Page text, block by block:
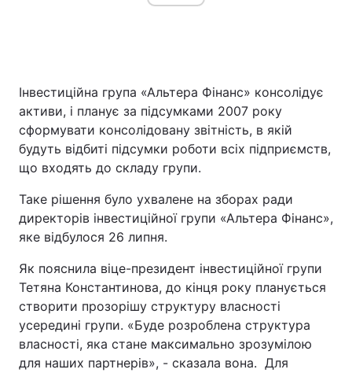
Інвестиційна група «Альтера Фінанс» консолідує
активи, і планує за підсумками 2007 року
сформувати консолідовану звітність, в якій
будуть відбиті підсумки роботи всіх підприємств,
що входять до складу групи.
Таке рішення було ухвалене на зборах ради
директорів інвестиційної групи «Альтера Фінанс»,
яке відбулося 26 липня.
Як пояснила віце-президент інвестиційної групи
Тетяна Константинова, до кінця року планується
створити прозорішу структуру власності
усередині групи. «Буде розроблена структура
власності, яка стане максимально зрозумілою
для наших партнерів», - сказала вона. Для